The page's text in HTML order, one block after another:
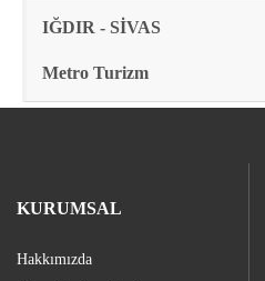
IĞDIR - SİVAS
Metro Turizm
KURUMSAL
Hakkımızda